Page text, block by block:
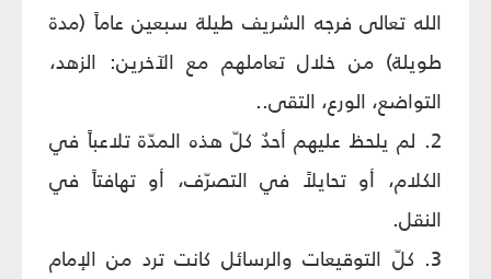
الله تعالى فرجه الشريف طيلة سبعين عاماً (مدة
طويلة) من خلال تعاملهم مع الآخرين: الزهد،
التواضع، الورع، التقى..
2. لم يلحظ عليهم أحدٌ كلّ هذه المدّة تلاعباً في
الكلام، أو تحايلاً في التصرّف، أو تهافتاً في
النقل.
3. كلّ التوقيعات والرسائل كانت ترد من الإمام